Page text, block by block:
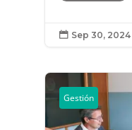
 Sep 30, 2024
Gestión